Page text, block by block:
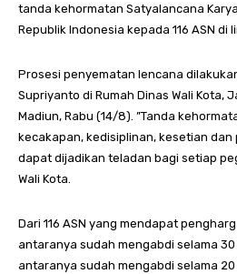
tanda kehormatan Satyalancana
Republik Indonesia kepada 116 ASN di
Prosesi penyematan lencana
Supriyanto di Rumah Dinas Wali Kota,
Madiun, Rabu (14/8). ”Tanda
kecakapan, kedisiplinan, kesetian
dapat dijadikan teladan bagi setiap
Wali Kota.
Dari 116 ASN yang mendapat
antaranya sudah mengabdi selama 30
antaranya sudah mengabdi selama